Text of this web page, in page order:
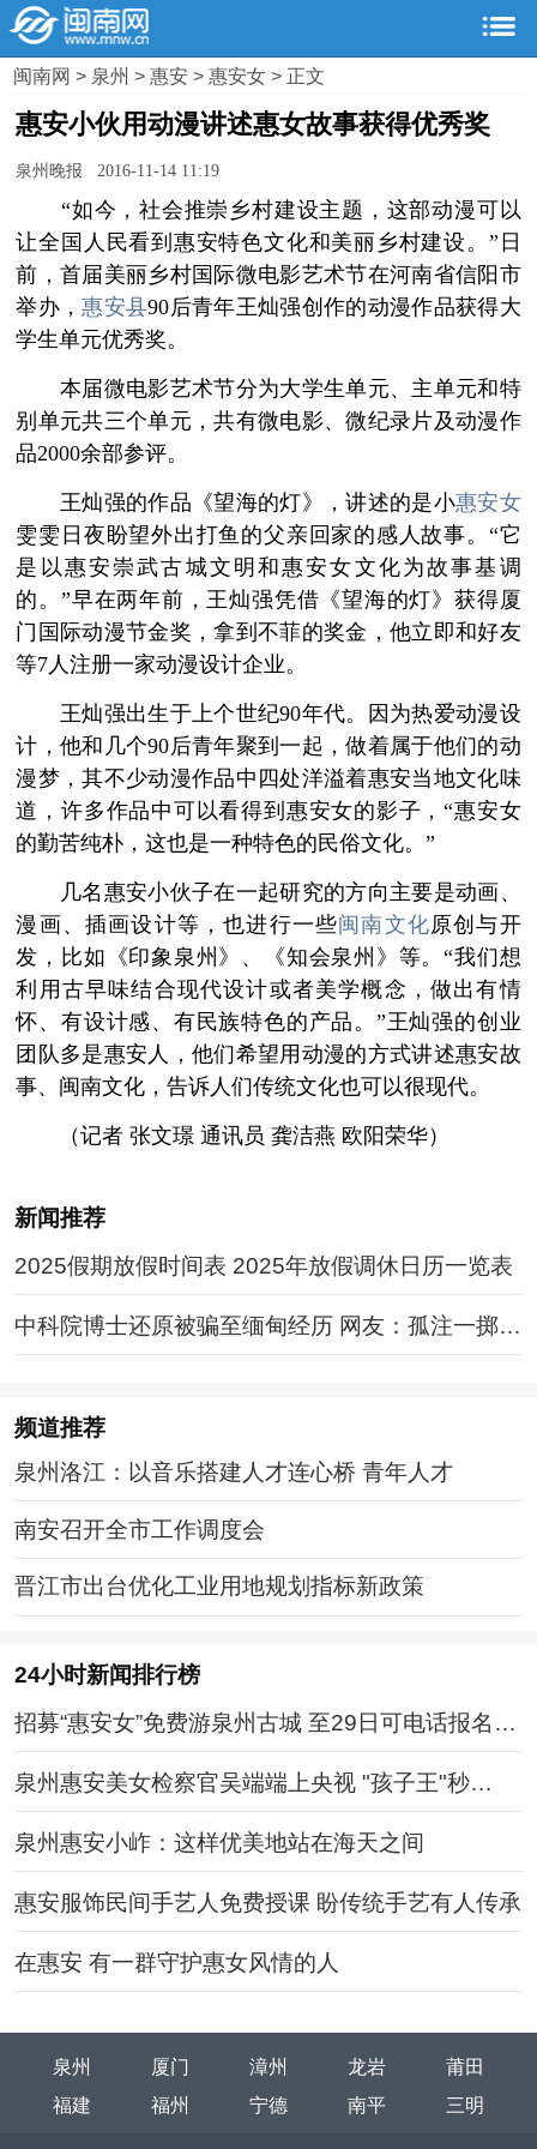
闽南网> 泉州>惠安>惠安女> 正文
惠安小伙用动漫讲述惠女故事获得优秀奖
泉州晚报 2016-11-14 11:19
“如今，社会推崇乡村建设主题，这部动漫可以
让全国人民看到惠安特色文化和美丽乡村建设。”日
前，首届美丽乡村国际微电影艺术节在河南省信阳市
举办，惠安县90后青年王灿强创作的动漫作品获得大
学生单元优秀奖。
本届微电影艺术节分为大学生单元、主单元和特
别单元共三个单元，共有微电影、微纪录片及动漫作
品2000余部参评。
王灿强的作品《望海的灯》，讲述的是小惠安女
雯雯日夜盼望外出打鱼的父亲回家的感人故事。“它
是以惠安崇武古城文明和惠安女文化为故事基调
的。”早在两年前，王灿强凭借《望海的灯》获得厦
门国际动漫节金奖，拿到不菲的奖金，他立即和好友
等7人注册一家动漫设计企业。
王灿强出生于上个世纪90年代。因为热爱动漫设
计，他和几个90后青年聚到一起，做着属于他们的动
漫梦，其不少动漫作品中四处洋溢着惠安当地文化味
道，许多作品中可以看得到惠安女的影子，“惠安女
的勤苦纯朴，这也是一种特色的民俗文化。”
几名惠安小伙子在一起研究的方向主要是动画、
漫画、插画设计等，也进行一些闽南文化原创与开
发，比如《印象泉州》、《知会泉州》等。“我们想
利用古早味结合现代设计或者美学概念，做出有情
怀、有设计感、有民族特色的产品。”王灿强的创业
团队多是惠安人，他们希望用动漫的方式讲述惠安故
事、闽南文化，告诉人们传统文化也可以很现代。
（记者 张文璟 通讯员 龚洁燕 欧阳荣华）
新闻推荐
2025假期放假时间表 2025年放假调休日历一览表
中科院博士还原被骗至缅甸经历 网友：孤注一掷现
实版
频道推荐
泉州洛江：以音乐搭建人才连心桥 青年人才
南安召开全市工作调度会
晋江市出台优化工业用地规划指标新政策
24小时新闻排行榜
招募“惠安女”免费游泉州古城 至29日可电话报名预
约
泉州惠安美女检察官吴端端上央视 "孩子王"秒
变"网红"
泉州惠安小岞：这样优美地站在海天之间
惠安服饰民间手艺人免费授课 盼传统手艺有人传承
在惠安 有一群守护惠女风情的人
泉州 厦门 漳州 龙岩
莆田
福建
福州 宁德 南平 三明